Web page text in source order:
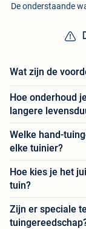
De onderstaande
Wat zijn de
Hoe onderhoud
langere
Welke hand-
elke tuinier?
Hoe kies je het
tuin?
Zijn er speciale